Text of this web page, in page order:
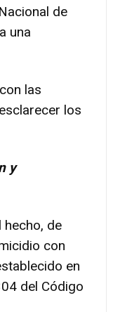
de
una
las
los
y
hecho, de
con
en
del Código